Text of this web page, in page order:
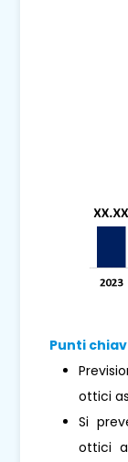
Punti
ottici
Si
ottici